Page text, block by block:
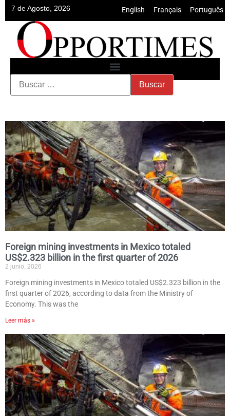
7 de Agosto, 2026 English Français Português
Foreign mining investments in Mexico totaled
US$2.323 billion in the first quarter of 2026
2 junio, 2026
Foreign mining investments in Mexico totaled US$2.323 billion in the
first quarter of 2026, according to data from the Ministry of
Economy. This was the
Leer más »